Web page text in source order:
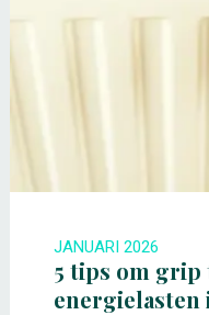
JANUARI 2026
5 tips om grip
energielasten